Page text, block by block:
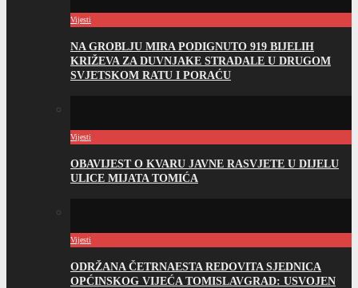
Vijesti
NA GROBLJU MIRA PODIGNUTO 919 BIJELIH
KRIŽEVA ZA DUVNJAKE STRADALE U DRUGOM
SVJETSKOM RATU I PORAĆU
Vijesti
OBAVIJEST O KVARU JAVNE RASVJETE U DIJELU
ULICE MIJATA TOMIĆA
Vijesti
ODRŽANA ČETRNAESTA REDOVITA SJEDNICA
OPĆINSKOG VIJEĆA TOMISLAVGRAD: USVOJEN